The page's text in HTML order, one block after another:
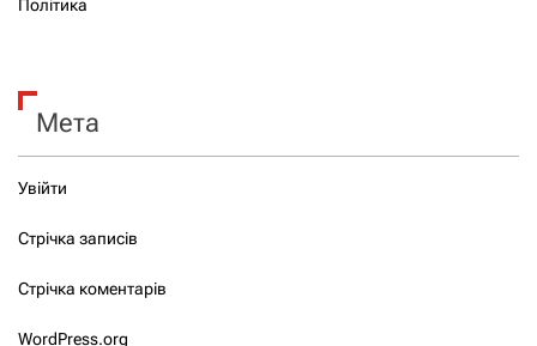
Політика
Мета
Увійти
Стрічка записів
Стрічка коментарів
WordPress.org